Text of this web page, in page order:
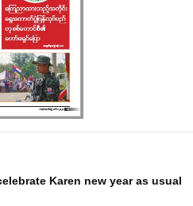
Karen new year as usual